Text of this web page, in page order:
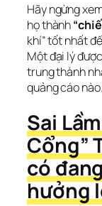
Hãy ngừng
họ thành
khí” tốt nhất
Một đại lý
trung thành
quảng cáo nào.
Sai
Cổng”
có
hưởng